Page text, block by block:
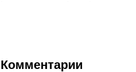
Комментарии